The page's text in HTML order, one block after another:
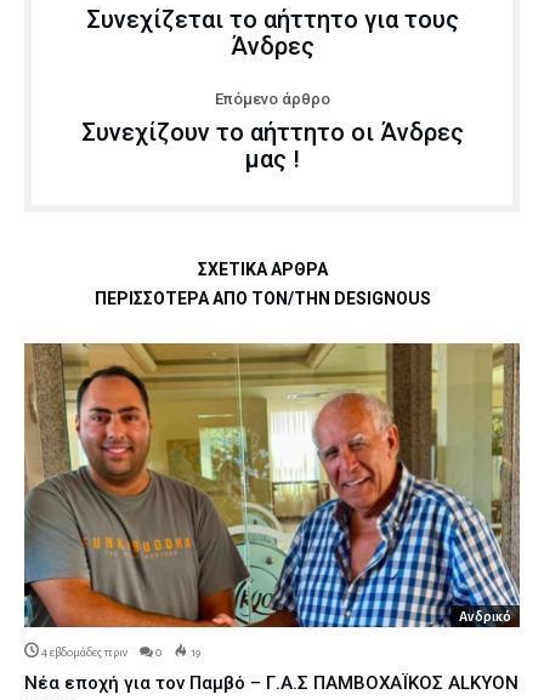
Συνεχίζεται το αήττητο για τους
Άνδρες
Επόμενο άρθρο
Συνεχίζουν το αήττητο οι Άνδρες
μας !
ΣΧΕΤΙΚΆ ΆΡΘΡΑ
ΠΕΡΙΣΣΌΤΕΡΑ ΑΠΌ ΤΟΝ/ΤΗΝ DESIGNOUS
Ανδρικό
4 εβδομάδες πριν 0 19
Νέα εποχή για τον Παμβό – Γ.Α.Σ ΠΑΜΒΟΧΑΪΚΟΣ ALKYON